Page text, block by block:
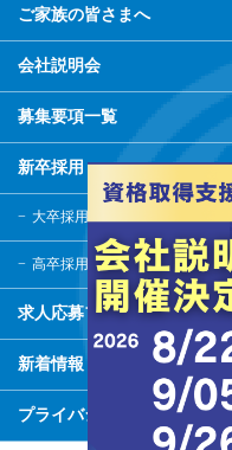
ご家族の皆さまへ
会社説明会
募集要項一覧
新卒採用
大卒採用
高卒採用
求人応募フォーム
新着情報
プライバシーポリシー